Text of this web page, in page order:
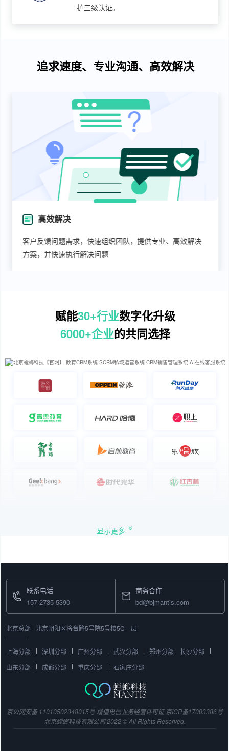
护三级认证。
追求速度、专业沟通、高效解决
高效解决
客户反馈问题需求，快速组织团队，提供专业、高效解决
方案，并快速执行解决问题
赋能30+行业数字化升级
6000+企业的共同选择
显示更多
联系电话
157-2735-5390
商务合作
bd@bjmantis.com
北京总部 北京朝阳区将台路5号院5号楼5C一层
上海分部 深圳分部 广州分部 武汉分部 郑州分部
长沙分部
山东分部
成都分部 重庆分部 石家庄分部
京公网安备 11010502048015号 增值电信业务经营许可证 京ICP备17003386号
北京螳螂科技有限公司 2022 © All Rights Reserved.